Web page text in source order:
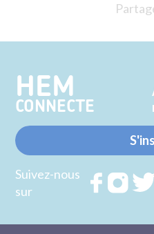
HEM
CONNECTE
Suivez-nous
sur